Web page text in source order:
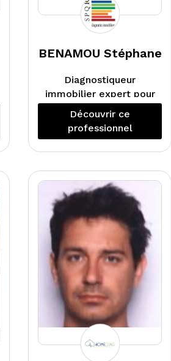
lorsque la
réglementation en
dispose.
BENAMOU Stéphane
Diagnostiqueur
immobilier expert pour
le compte de
mandataires judiciaires,
spécialisé dans les
contre-expertises de
performance
énergétique et de
métrage. Réalise tous
types de missions.
Découvrir ce
professionnel